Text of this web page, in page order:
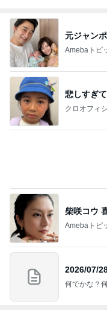
元ジャン
Amebaトピ
悲しすぎ
クロオフィ
2026/07/
何でかな？
ジャンルランキング
ヨーロッパからお届け